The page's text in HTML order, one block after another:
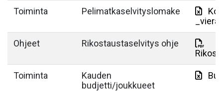
Toiminta Pelimatkaselvityslomake
Ohjeet
Rikostaustaselvitys ohje
Toiminta
Kauden
budjetti/joukkueet